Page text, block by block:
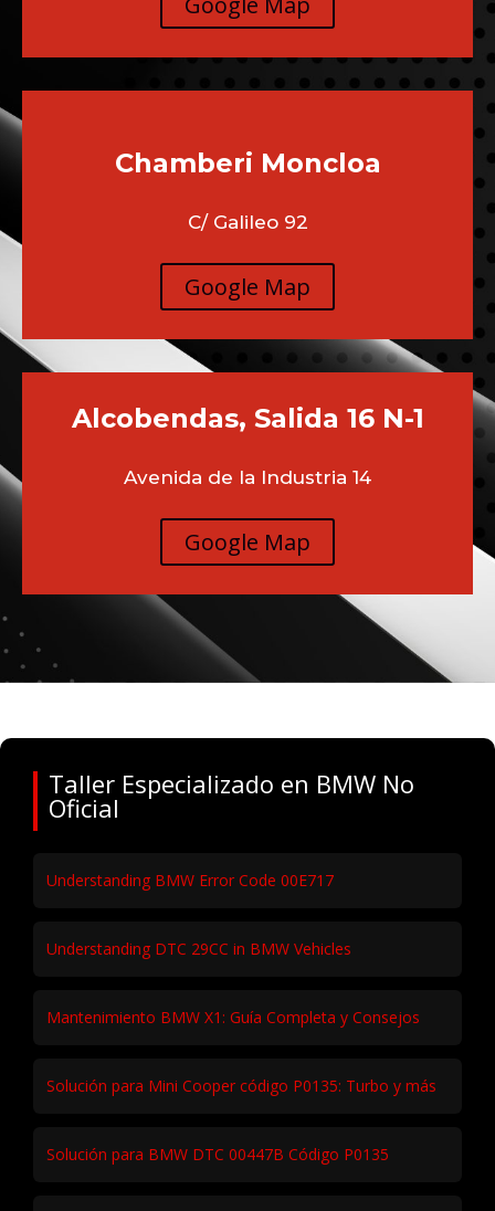
Chamberi Moncloa
C/ Galileo 92
Google Map
Alcobendas, Salida 16 N-1
Avenida de la Industria 14
Google Map
Taller Especializado en BMW No
Oficial
Understanding BMW Error Code 00E717
Understanding DTC 29CC in BMW Vehicles
Mantenimiento BMW X1: Guía Completa y Consejos
Solución para Mini Cooper código P0135: Turbo y más
Solución para BMW DTC 00447B Código P0135